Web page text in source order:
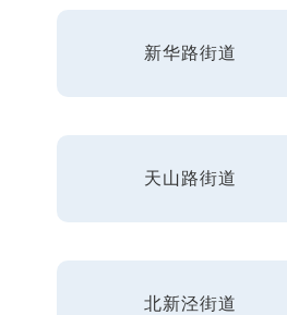
新华路街道
天山路街道
北新泾街道